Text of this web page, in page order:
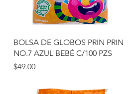
Vista rápida
BOLSA DE GLOBOS PRIN PRIN
NO.7 AZUL BEBÉ C/100 PZS
Precio
$49.00